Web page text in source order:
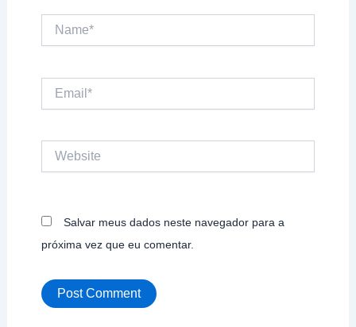
Website
Salvar meus dados neste navegador para a
próxima vez que eu comentar.